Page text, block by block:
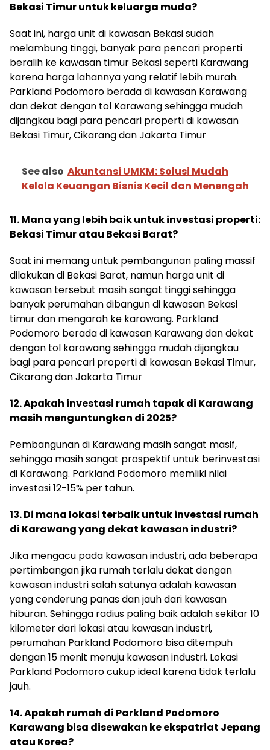
Bekasi Timur untuk keluarga muda?
Saat ini, harga unit di kawasan Bekasi sudah
melambung tinggi, banyak para pencari properti
beralih ke kawasan timur Bekasi seperti Karawang
karena harga lahannya yang relatif lebih murah.
Parkland Podomoro berada di kawasan Karawang
dan dekat dengan tol Karawang sehingga mudah
dijangkau bagi para pencari properti di kawasan
Bekasi Timur, Cikarang dan Jakarta Timur
See also Akuntansi UMKM: Solusi Mudah
Kelola Keuangan Bisnis Kecil dan Menengah
11. Mana yang lebih baik untuk investasi properti:
Bekasi Timur atau Bekasi Barat?
Saat ini memang untuk pembangunan paling massif
dilakukan di Bekasi Barat, namun harga unit di
kawasan tersebut masih sangat tinggi sehingga
banyak perumahan dibangun di kawasan Bekasi
timur dan mengarah ke karawang. Parkland
Podomoro berada di kawasan Karawang dan dekat
dengan tol karawang sehingga mudah dijangkau
bagi para pencari properti di kawasan Bekasi Timur,
Cikarang dan Jakarta Timur
12. Apakah investasi rumah tapak di Karawang
masih menguntungkan di 2025?
Pembangunan di Karawang masih sangat masif,
sehingga masih sangat prospektif untuk berinvestasi
di Karawang. Parkland Podomoro memliki nilai
investasi 12-15% per tahun.
13. Di mana lokasi terbaik untuk investasi rumah
di Karawang yang dekat kawasan industri?
Jika mengacu pada kawasan industri, ada beberapa
pertimbangan jika rumah terlalu dekat dengan
kawasan industri salah satunya adalah kawasan
yang cenderung panas dan jauh dari kawasan
hiburan. Sehingga radius paling baik adalah sekitar 10
kilometer dari lokasi atau kawasan industri,
perumahan Parkland Podomoro bisa ditempuh
dengan 15 menit menuju kawasan industri. Lokasi
Parkland Podomoro cukup ideal karena tidak terlalu
jauh.
14. Apakah rumah di Parkland Podomoro
Karawang bisa disewakan ke ekspatriat Jepang
atau Korea?